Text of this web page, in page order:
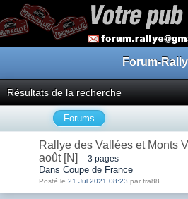
Forum-
Résultats de la recherche
Forums
Rallye des Vallées et Monts
août [N]
3 pages
Dans Coupe de France
Posté le 21 Jul 2021 08:23 par fra88